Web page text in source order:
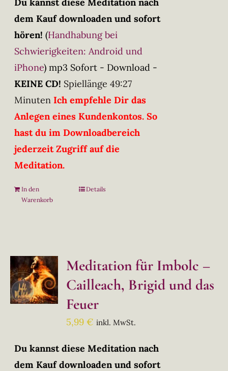
Du kannst diese Meditation nach
dem Kauf downloaden und sofort
hören! (Handhabung bei
Schwierigkeiten: Android und
iPhone) mp3 Sofort - Download -
KEINE CD! Spiellänge 49:27
Minuten Ich empfehle Dir das
Anlegen eines Kundenkontos. So
hast du im Downloadbereich
jederzeit Zugriff auf die
Meditation.
In den
Warenkorb
Details
Meditation für Imbolc –
Cailleach, Brigid und das
Feuer
5,99€ inkl. MwSt.
Du kannst diese Meditation nach
dem Kauf downloaden und sofort